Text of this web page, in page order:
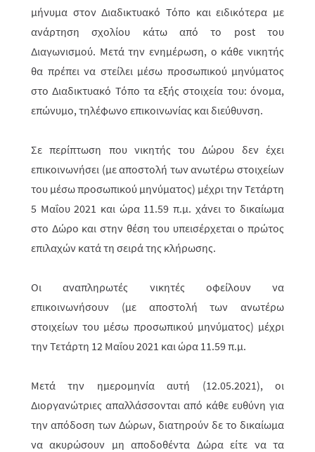
μήνυμα στον Διαδικτυακό Τόπο και ειδικότερα με
ανάρτηση σχολίου κάτω από το postτου
Διαγωνισμού. Μετά την ενημέρωση, ο κάθε νικητής
θα πρέπει να στείλει μέσω προσωπικού μηνύματος
στο Διαδικτυακό Τόπο τα εξής στοιχεία του: όνομα,
επώνυμο, τηλέ­φωνο επικοινωνίας και διεύθυνση.
Σε περίπτωση που νικητής του Δώρου δεν έχει
επικοινωνήσει (με αποστολή των ανωτέρω στοιχείων
του μέσω προσωπικού μηνύματος) μέχρι τηνΤετάρτη
5 Μαΐου 2021 και ώρα 11.59 π.μ. χάνει το δικαίωμα
στο Δώρο και στην θέση του υπεισέρχεται ο πρώτος
επιλαχών κατά τη σειρά της κλήρωσης.
Οι αναπληρωτές νικητές οφείλουν να
επικοινωνήσουν (με αποστολή των ανωτέρω
στοιχείων του μέσω προσωπικού μηνύματος) μέχρι
τηνΤετάρτη 12 Μαΐου 2021 και ώρα 11.59 π.μ.
Μετά την ημερομηνία αυτή (12.05.2021), οι
Διοργανώτριες απαλλάσσονται από κάθε ευθύνη για
την απόδοση των Δώρων, διατηρούν δε το δικαίωμα
να ακυ­ρώ­­σουν μη αποδοθέντα Δώρα είτε να τα